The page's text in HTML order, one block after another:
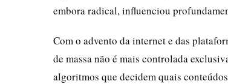
embora radical, influenciou
Com o advento da internet e das
de massa não é mais controlada
algoritmos que decidem quais